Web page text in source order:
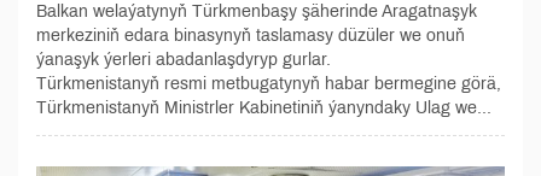
Balkan welaýatynyň Türkmenbaşy şäherinde Aragatnaşyk
merkeziniň edara binasynyň taslamasy düzüler we onuň
ýanaşyk ýerleri abadanlaşdyryp gurlar.
Türkmenistanyň resmi metbugatynyň habar bermegine görä,
Türkmenistanyň Ministrler Kabinetiniň ýanyndaky Ulag we...